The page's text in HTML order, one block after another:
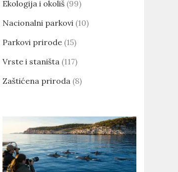
Ekologija i okoliš(99)
Nacionalni parkovi(10)
Parkovi prirode(15)
Vrste i staništa(117)
Zaštićena priroda(8)